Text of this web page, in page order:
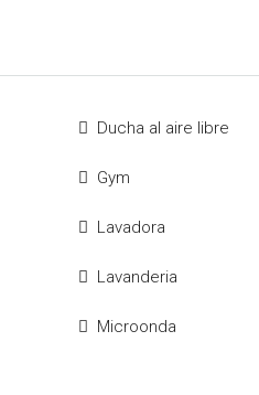
Ducha al aire libre
Gym
Lavadora
Lavanderia
Microonda